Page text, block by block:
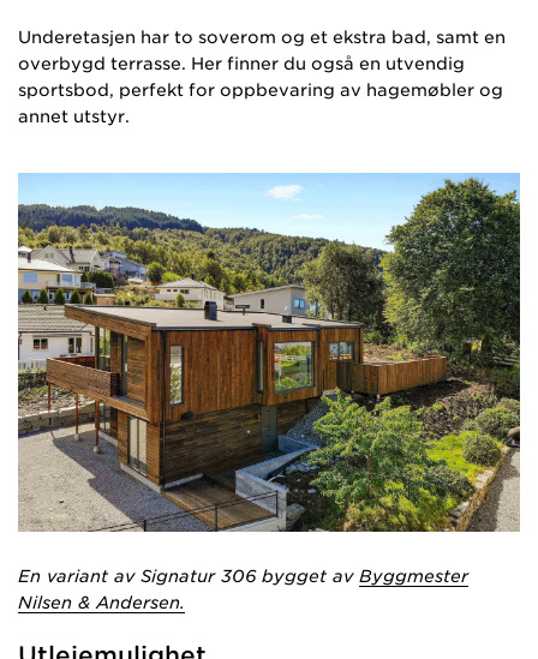
Underetasjen har to soverom og et ekstra bad, samt en
overbygd terrasse. Her finner du også en utvendig
sportsbod, perfekt for oppbevaring av hagemøbler og
annet utstyr.
En variant av Signatur 306 bygget av Byggmester
Nilsen & Andersen.